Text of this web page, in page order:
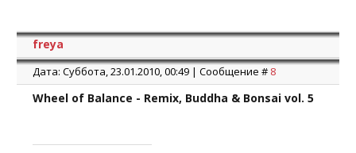
freya
Дата: Суббота, 23.01.2010, 00:49 | Сообщение # 8
Wheel of Balance - Remix, Buddha & Bonsai vol. 5